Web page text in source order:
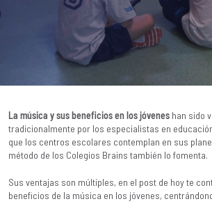
La música y sus beneficios en los jóvenes han sido
tradicionalmente por los especialistas en
que los centros escolares contemplan en sus
método de los Colegios Brains también lo fomenta.
Sus ventajas son múltiples, en el post de hoy te
beneficios de la música en los jóvenes,